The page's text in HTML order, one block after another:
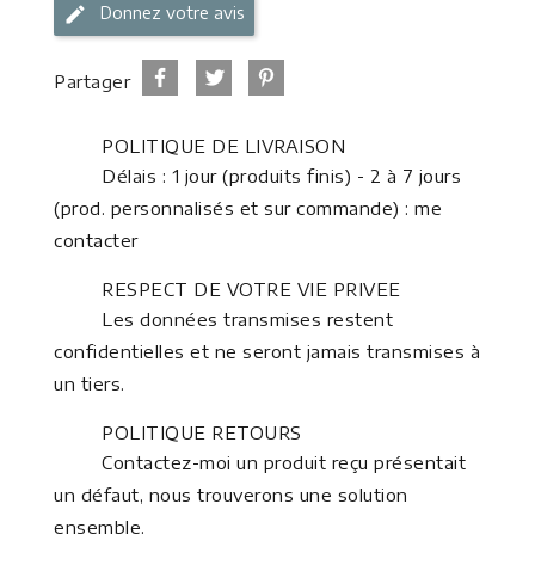
Donnez votre avis
Partager
POLITIQUE DE LIVRAISON
Délais : 1 jour (produits finis) - 2 à 7 jours
(prod. personnalisés et sur commande) : me
contacter
RESPECT DE VOTRE VIE PRIVEE
Les données transmises restent
confidentielles et ne seront jamais transmises à
un tiers.
POLITIQUE RETOURS
Contactez-moi un produit reçu présentait
un défaut, nous trouverons une solution
ensemble.